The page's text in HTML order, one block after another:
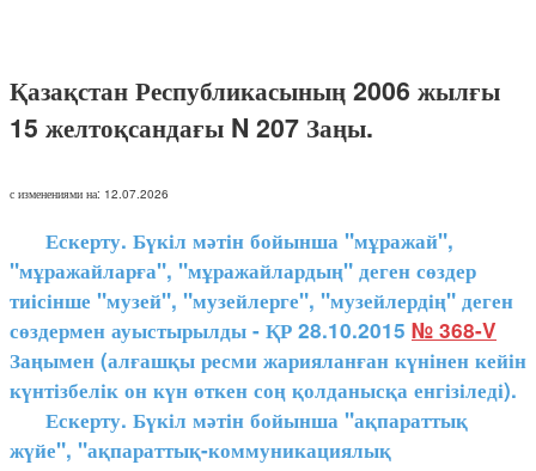
Қазақстан Республикасының 2006 жылғы
15 желтоқсандағы N 207 Заңы.
с изменениями на: 12.07.2026
Ескерту. Бүкіл мәтін бойынша "мұражай",
"мұражайларға", "мұражайлардың" деген сөздер
тиісінше "музей", "музейлерге", "музейлердің" деген
сөздермен ауыстырылды - ҚР 28.10.2015 № 368-V
Заңымен (алғашқы ресми жарияланған күнінен кейін
күнтізбелік он күн өткен соң қолданысқа енгізіледі).
Ескерту. Бүкіл мәтін бойынша "ақпараттық
жүйе", "ақпараттық-коммуникациялық